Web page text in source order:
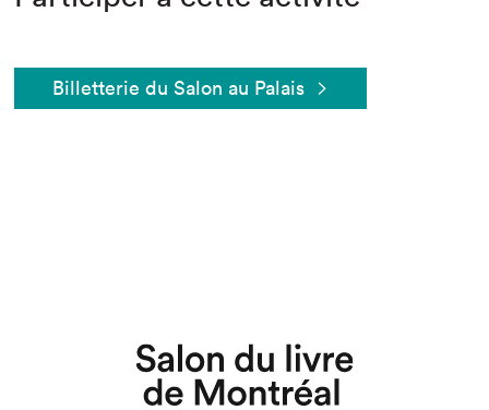
Billetterie du Salon au Palais